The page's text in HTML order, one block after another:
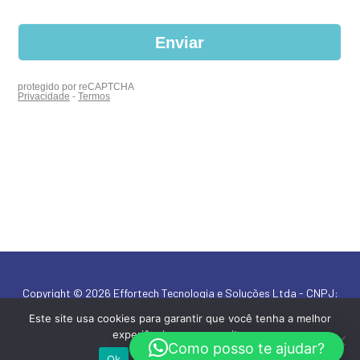
Copyright © 2026 Effortech Tecnologia e Soluções Ltda - CNPJ:
By HyTrade Engineered Revenue
Como posso te ajudar?
Este site usa cookies para garantir que você tenha a melhor
experiência em nosso site.